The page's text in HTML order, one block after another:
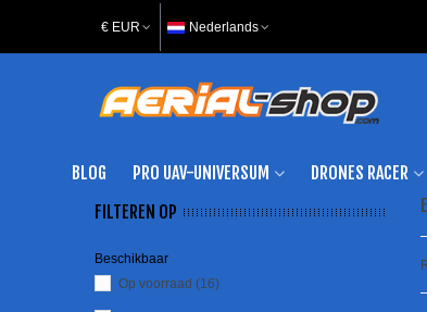
€ EUR Nederlands
BLOG PRO UAV-UNIVERSUM DRONES RACER
FILTEREN OP
Beschikbaar
Op voorraad (16)